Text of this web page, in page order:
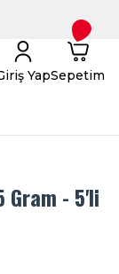
YapSepetim
Gram - 5'li